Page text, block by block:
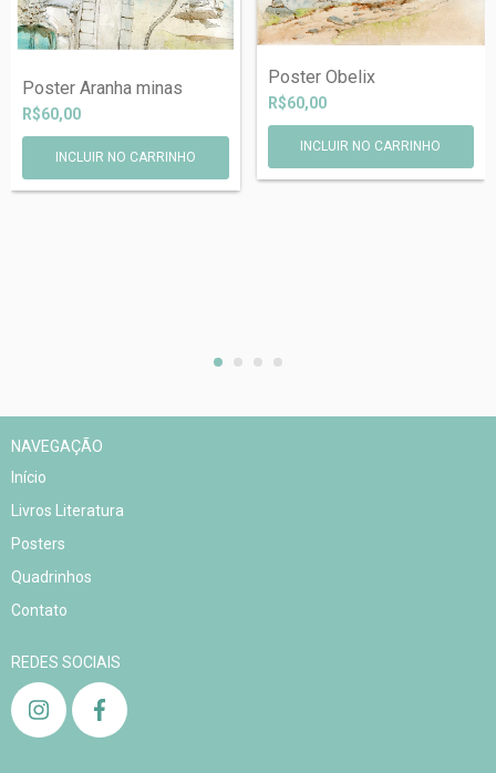
Poster Aranha minas
R$60,00
Poster Obelix
R$60,00
INCLUIR NO CARRINHO
NAVEGAÇÃO
Início
Livros Literatura
Posters
Quadrinhos
Contato
REDES SOCIAIS